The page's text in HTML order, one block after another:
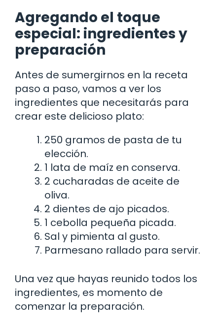
Agregando el toque
especial: ingredientes y
preparación
Antes de sumergirnos en la receta
paso a paso, vamos a ver los
ingredientes que necesitarás para
crear este delicioso plato:
250 gramos de pasta de tu
elección.
1 lata de maíz en conserva.
2 cucharadas de aceite de
oliva.
2 dientes de ajo picados.
1 cebolla pequeña picada.
Sal y pimienta al gusto.
Parmesano rallado para servir.
Una vez que hayas reunido todos los
ingredientes, es momento de
comenzar la preparación.